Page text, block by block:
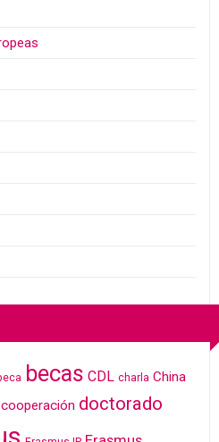
becas CDL charla China
cooperación doctorado